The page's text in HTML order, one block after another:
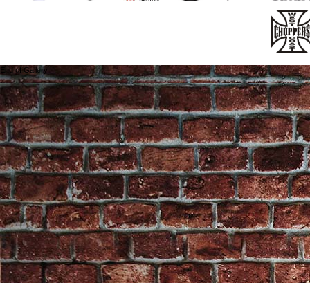
End of Gallery